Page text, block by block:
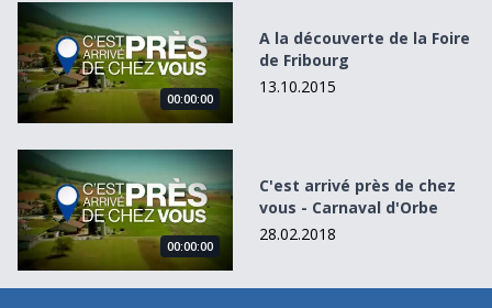
A la découverte de la Foire de Fribourg
00:00:00
A la découverte de la Foire
de Fribourg
13.10.2015
C&#039;est arrivé près de chez vous - Carnaval
00:00:00
C'est arrivé près de chez
vous - Carnaval d'Orbe
28.02.2018